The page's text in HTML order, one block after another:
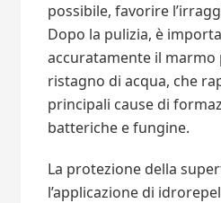
possibile, favorire
Dopo la pulizia, è
accuratamente il marmo
ristagno di acqua, che
principali cause di
batteriche e fungine.
La protezione della
l’applicazione di